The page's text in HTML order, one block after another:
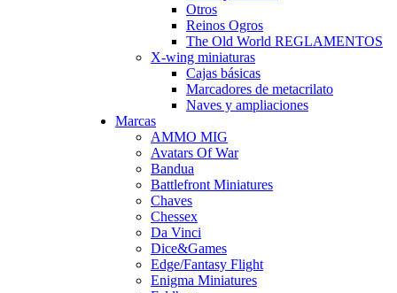
Otros
Reinos Ogros
The Old World REGLAMENTOS
X-wing miniaturas
Cajas básicas
Marcadores de metacrilato
Naves y ampliaciones
Marcas
AMMO MIG
Avatars Of War
Bandua
Battlefront Miniatures
Chaves
Chessex
Da Vinci
Dice&Games
Edge/Fantasy Flight
Enigma Miniatures